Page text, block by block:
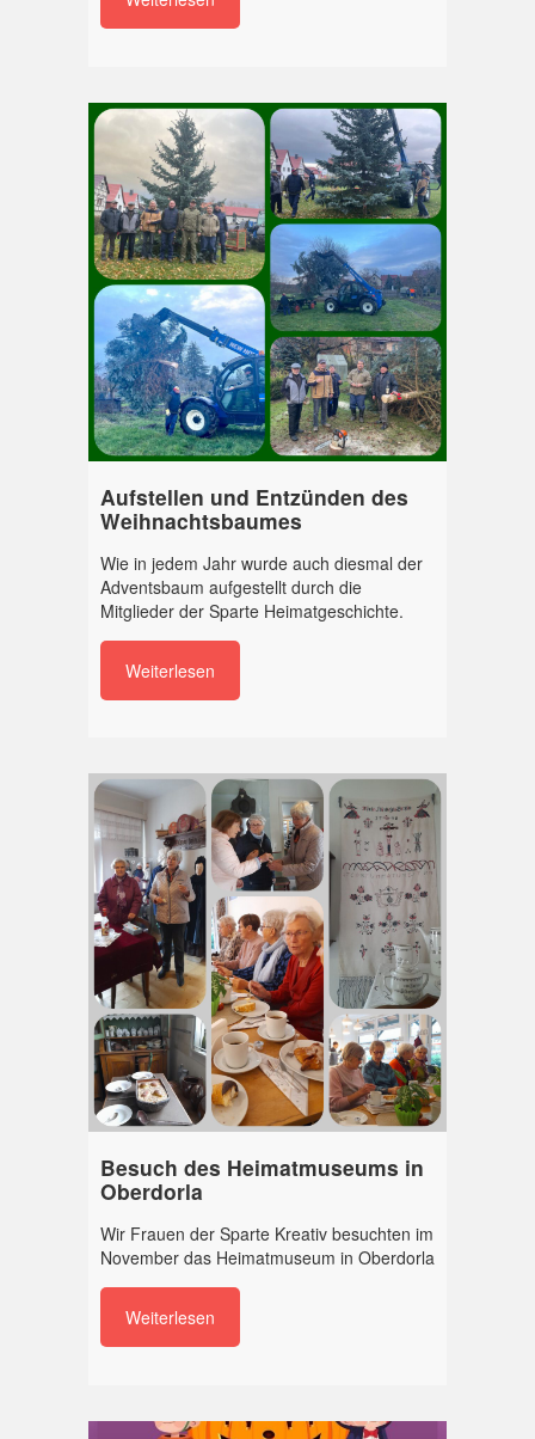
Aufstellen und Entzünden des
Weihnachtsbaumes
Wie in jedem Jahr wurde auch diesmal der
Adventsbaum aufgestellt durch die
Mitglieder der Sparte Heimatgeschichte.
Weiterlesen
Besuch des Heimatmuseums in
Oberdorla
Wir Frauen der Sparte Kreativ besuchten im
November das Heimatmuseum in Oberdorla
Weiterlesen